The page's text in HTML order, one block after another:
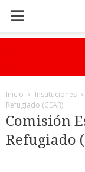
Inicio Instituciones
Refugiado (CEAR)
Comisión
Refugiado